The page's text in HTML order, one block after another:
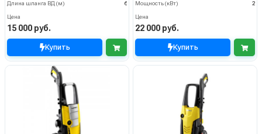
Длина шланга ВД (м)
6
Цена
15 000 руб.
Купить
Мощность (кВт)
2
Цена
22 000 руб.
Купить